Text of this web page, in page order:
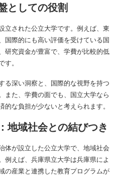
としての役割
立された公立大学です。例えば、東
国際的にも高い評価を受けている国
研究資金が豊富で、学費が比較的低
。
る深い洞察と、国際的な視野を持つ
また、学費の面でも、国立大学なら
な負担が少ないと考えられます。
地域社会との結びつき
体が設立した公立大学で、地域社会
例えば、兵庫県立大学は兵庫県によ
の産業と連携した教育プログラムが